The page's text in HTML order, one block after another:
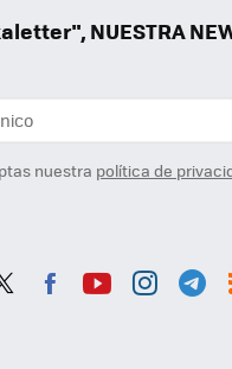
NUESTRA
nuestra política de